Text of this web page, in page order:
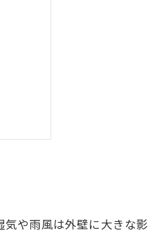
介
や雨風は外壁に大きな影